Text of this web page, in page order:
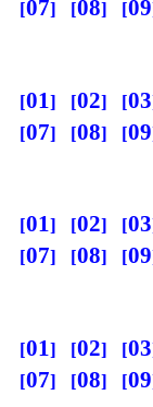
07 08 09
01 02 03
07
08 09
01 02 03
07
08 09
01 02 03
07
08 09